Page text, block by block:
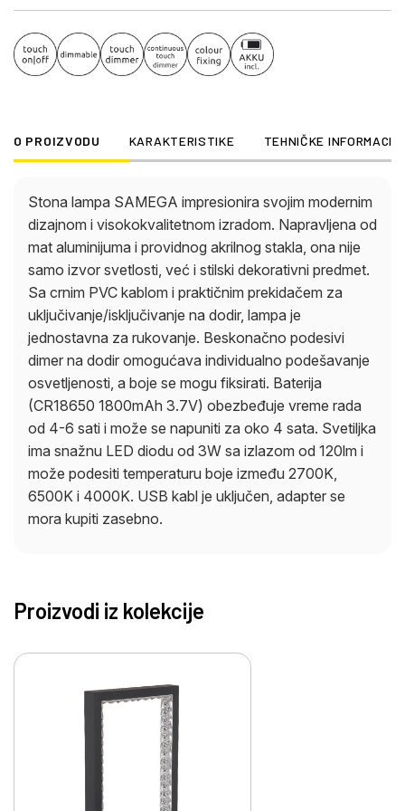
uključen, adapter se mora kupiti zasebno.
O PROIZVODU KARAKTERISTIKE TEHNIČKE
Stona lampa SAMEGA impresionira svojim modernim
dizajnom i visokokvalitetnom izradom. Napravljena od
mat aluminijuma i providnog akrilnog stakla, ona nije
samo izvor svetlosti, već i stilski dekorativni predmet.
Sa crnim PVC kablom i praktičnim prekidačem za
uključivanje/isključivanje na dodir, lampa je
jednostavna za rukovanje. Beskonačno podesivi
dimer na dodir omogućava individualno podešavanje
osvetljenosti, a boje se mogu fiksirati. Baterija
(CR18650 1800mAh 3.7V) obezbeđuje vreme rada
od 4-6 sati i može se napuniti za oko 4 sata. Svetiljka
ima snažnu LED diodu od 3W sa izlazom od 120lm i
može podesiti temperaturu boje između 2700K,
6500K i 4000K. USB kabl je uključen, adapter se
mora kupiti zasebno.
Proizvodi iz kolekcije